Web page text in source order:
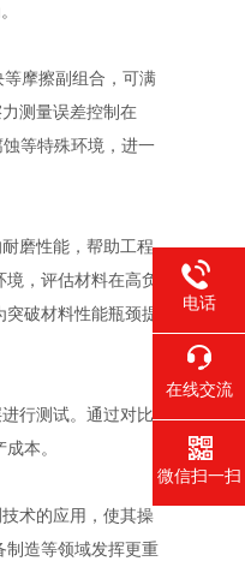
摩擦副组合，可满
测量误差控制在
等特殊环境，进一
磨性能，帮助工程
，评估材料在高负
破材料性能瓶颈提
行测试。通过对比
本。
术的应用，使其操
制造等领域发挥更重
电话
在线交流
微信扫一扫